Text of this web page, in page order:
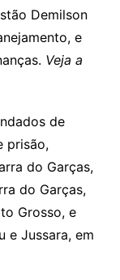
Demilson
e
Veja a
de
prisão,
do Garças,
do Garças,
Grosso, e
e Jussara, em